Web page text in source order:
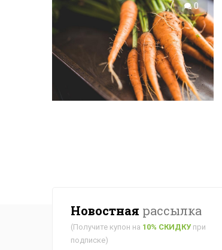
0
Новостная рассылка
(Получите купон на 10% СКИДКУпри
подписке)